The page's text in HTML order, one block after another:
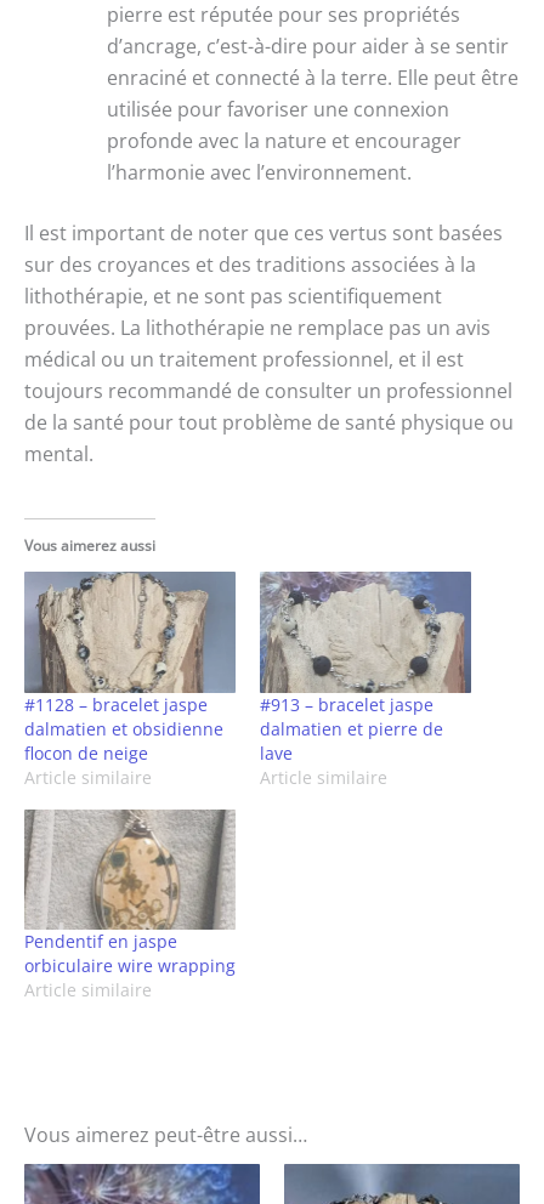
pierre est réputée pour ses propriétés
d’ancrage, c’est-à-dire pour aider à se sentir
enraciné et connecté à la terre. Elle peut être
utilisée pour favoriser une connexion
profonde avec la nature et encourager
l’harmonie avec l’environnement.
Il est important de noter que ces vertus sont basées
sur des croyances et des traditions associées à la
lithothérapie, et ne sont pas scientifiquement
prouvées. La lithothérapie ne remplace pas un avis
médical ou un traitement professionnel, et il est
toujours recommandé de consulter un professionnel
de la santé pour tout problème de santé physique ou
mental.
Vous aimerez aussi
#1128 – bracelet jaspe
dalmatien et obsidienne
flocon de neige
Article similaire
#913 – bracelet jaspe
dalmatien et pierre de
lave
Article similaire
Pendentif en jaspe
orbiculaire wire wrapping
Article similaire
Vous aimerez peut-être aussi…